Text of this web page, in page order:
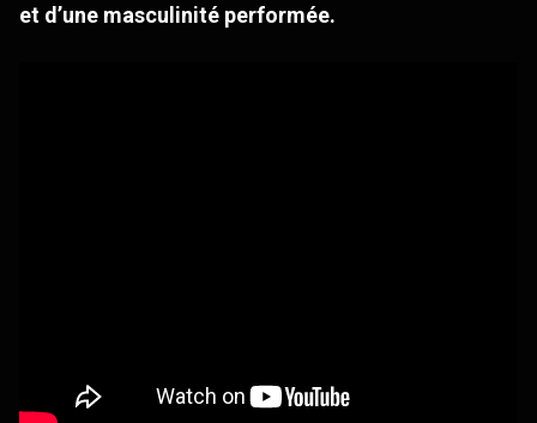
et d’une masculinité performée.